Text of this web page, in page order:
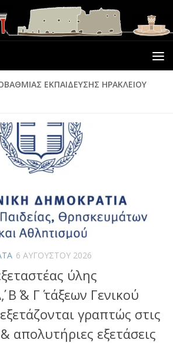
ΕΚΠΑΊΔΕΥΣΗΣ ΗΡΑΚΛΕΊΟΥ
6 ΑΥΓΟΎΣΤΟΥ 2026
ύλης
& Γ΄ τάξεων Γενικού
γραπτώς στις
απολυτήριες εξετάσεις